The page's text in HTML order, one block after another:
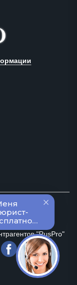
"RusPro"